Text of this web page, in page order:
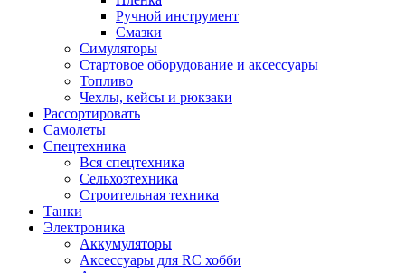
Ручной инструмент
Смазки
Симуляторы
Стартовое оборудование и аксессуары
Топливо
Чехлы, кейсы и рюкзаки
Рассортировать
Самолеты
Спецтехника
Вся спецтехника
Сельхозтехника
Строительная техника
Танки
Электроника
Аккумуляторы
Аксессуары для RC хобби